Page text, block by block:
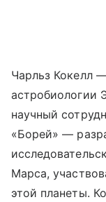
Чарльз Кокелл
астробиологии
научный
«Борей» —
Марса,
этой планеты.